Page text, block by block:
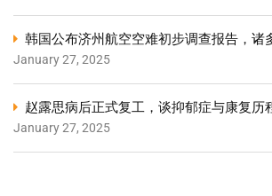
韩国公布济州航空空难初步调查报告，诸
January 27, 2025
赵露思病后正式复工，谈抑郁症与康复历
January 27, 2025